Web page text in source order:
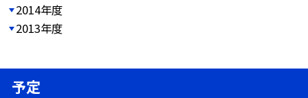
2014年度
2013年度
予定